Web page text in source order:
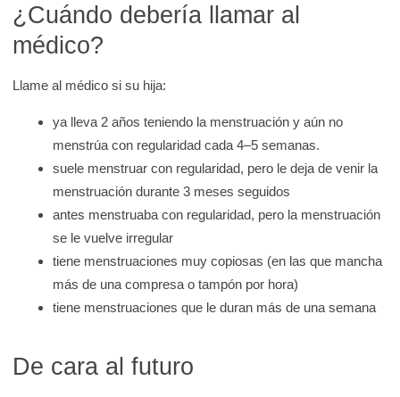
¿Cuándo debería llamar al
médico?
Llame al médico si su hija:
ya lleva 2 años teniendo la menstruación y aún no
menstrúa con regularidad cada 4–5 semanas.
suele menstruar con regularidad, pero le deja de venir la
menstruación durante 3 meses seguidos
antes menstruaba con regularidad, pero la menstruación
se le vuelve irregular
tiene menstruaciones muy copiosas (en las que mancha
más de una compresa o tampón por hora)
tiene menstruaciones que le duran más de una semana
De cara al futuro